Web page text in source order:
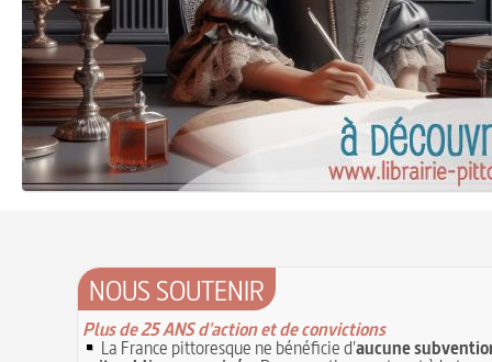
NOUS SOUTENIR
Plus de 25 ANS d'action et de convictions
La France pittoresque ne bénéficie d'aucune